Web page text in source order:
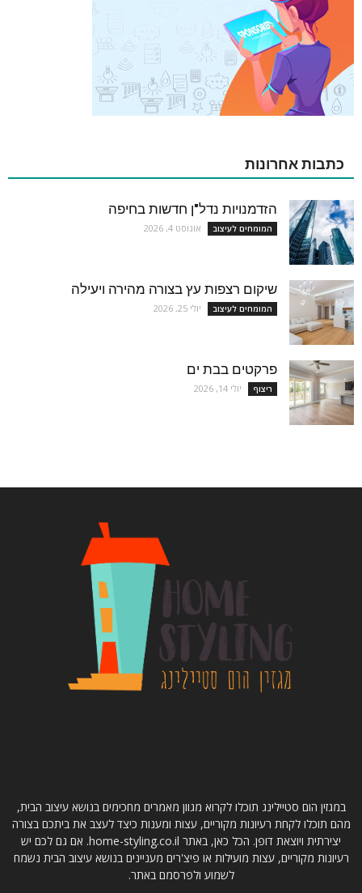
כתבות אחרונות
הזדמנויות נדל"ן חדשות בחיפה
המומחים לעיצוב אוגוסט 4, 2026
שיקום רצפות עץ בצורה מהירה ויעילה
המומחים לעיצוב יולי 25, 2026
פרקטים בבת ים
ריצוף יולי 14, 2026
במגזין הום סטיילינג תוכלו לקרוא מגוון מאמרים מחכימים בנושא עיצוב הבית,
מהם תוכלו לקחת רעיונות מקוריים, עצות ומענות כיצד לעצב את ביתכם בצורה
יצירתית ויוצאת דופן. הכל כאן, באתר home-styling.co.il. אם גם לכם יש
רעיונות מקוריים, עצות מועילות או פיצ'רים מעניינים בנושא עיצוב הבית נשמח
לשמוע ולפרסמם באתר.